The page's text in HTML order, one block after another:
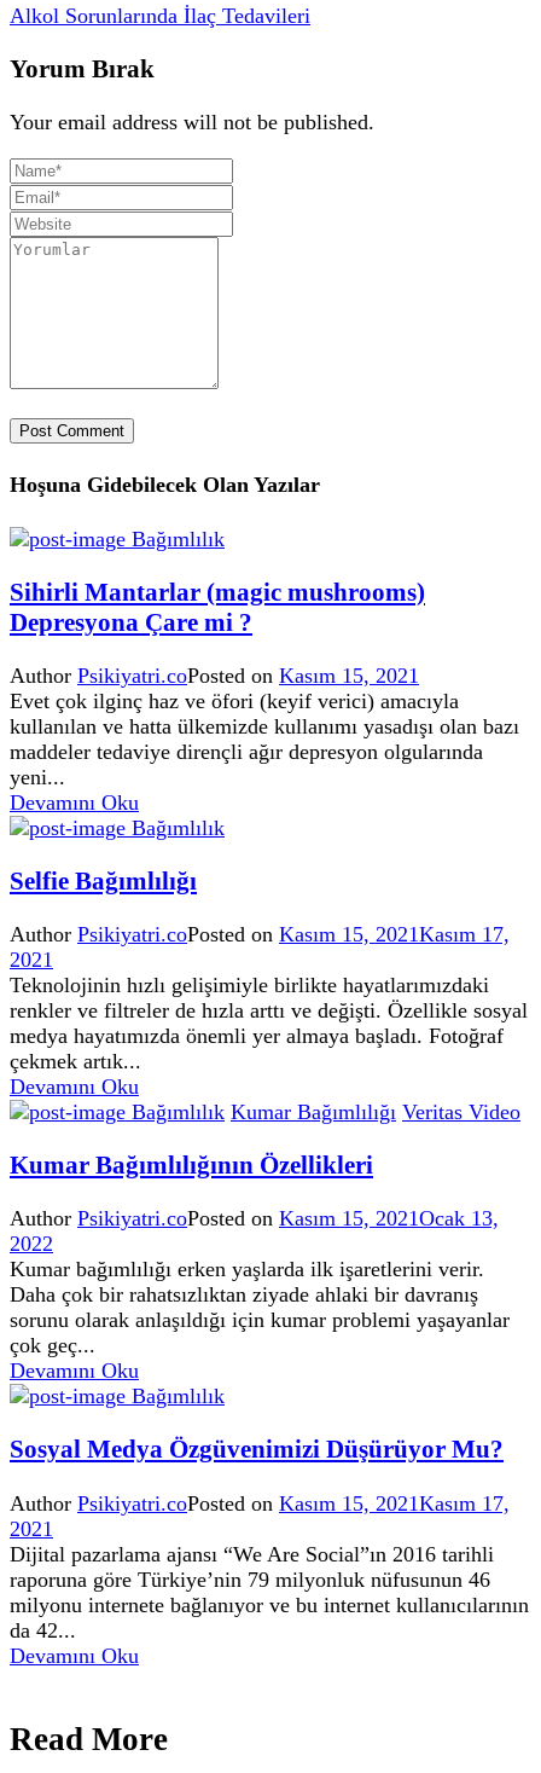
Alkol Sorunlarında İlaç Tedavileri
Yorum Bırak
Your email address will not be published.
Hoşuna Gidebilecek Olan Yazılar
Bağımlılık
Sihirli Mantarlar (magic mushrooms)
Depresyona Çare mi ?
Author Psikiyatri.coPosted on Kasım 15, 2021
Evet çok ilginç haz ve öfori (keyif verici) amacıyla
kullanılan ve hatta ülkemizde kullanımı yasadışı olan bazı
maddeler tedaviye dirençli ağır depresyon olgularında
yeni...
Devamını Oku
Bağımlılık
Selfie Bağımlılığı
Author Psikiyatri.coPosted on Kasım 15, 2021Kasım 17,
2021
Teknolojinin hızlı gelişimiyle birlikte hayatlarımızdaki
renkler ve filtreler de hızla arttı ve değişti. Özellikle sosyal
medya hayatımızda önemli yer almaya başladı. Fotoğraf
çekmek artık...
Devamını Oku
Bağımlılık Kumar Bağımlılığı Veritas Video
Kumar Bağımlılığının Özellikleri
Author Psikiyatri.coPosted on Kasım 15, 2021Ocak 13,
2022
Kumar bağımlılığı erken yaşlarda ilk işaretlerini verir.
Daha çok bir rahatsızlıktan ziyade ahlaki bir davranış
sorunu olarak anlaşıldığı için kumar problemi yaşayanlar
çok geç...
Devamını Oku
Bağımlılık
Sosyal Medya Özgüvenimizi Düşürüyor Mu?
Author Psikiyatri.coPosted on Kasım 15, 2021Kasım 17,
2021
Dijital pazarlama ajansı “We Are Social”ın 2016 tarihli
raporuna göre Türkiye’nin 79 milyonluk nüfusunun 46
milyonu internete bağlanıyor ve bu internet kullanıcılarının
da 42...
Devamını Oku
Read More